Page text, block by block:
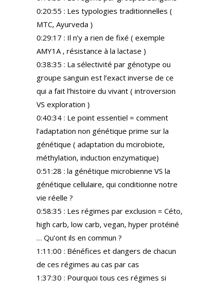
0:20:55 : Les typologies traditionnelles (
MTC, Ayurveda )
0:29:17 : Il n’y a rien de fixé ( exemple
AMY1A , résistance à la lactase )
0:38:35 : La sélectivité par génotype ou
groupe sanguin est l’exact inverse de ce
qui a fait l’histoire du vivant ( introversion
VS exploration )
0:40:34 : Le point essentiel = comment
l’adaptation non génétique prime sur la
génétique ( adaptation du mcirobiote,
méthylation, induction enzymatique)
0:51:28 : la génétique microbienne VS la
génétique cellulaire, qui conditionne notre
vie réelle ?
0:58:35 : Les régimes par exclusion = Céto,
high carb, low carb, vegan, hyper protéiné
… Qu’ont ils en commun ?
1:11:00 : Bénéfices et dangers de chacun
de ces régimes au cas par cas
1:37:30 : Pourquoi tous ces régimes si